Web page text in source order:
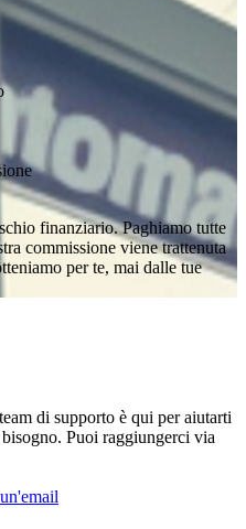
finanziario. Paghiamo tutte
commissione viene trattenuta
per te, mai dalle tue
di supporto è qui per aiutarti
Puoi raggiungerci via